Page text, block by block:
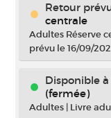
Retour
centrale
Adultes Réserve
prévu le 16/09/
Disponible à
(fermée)
Adultes | Livre